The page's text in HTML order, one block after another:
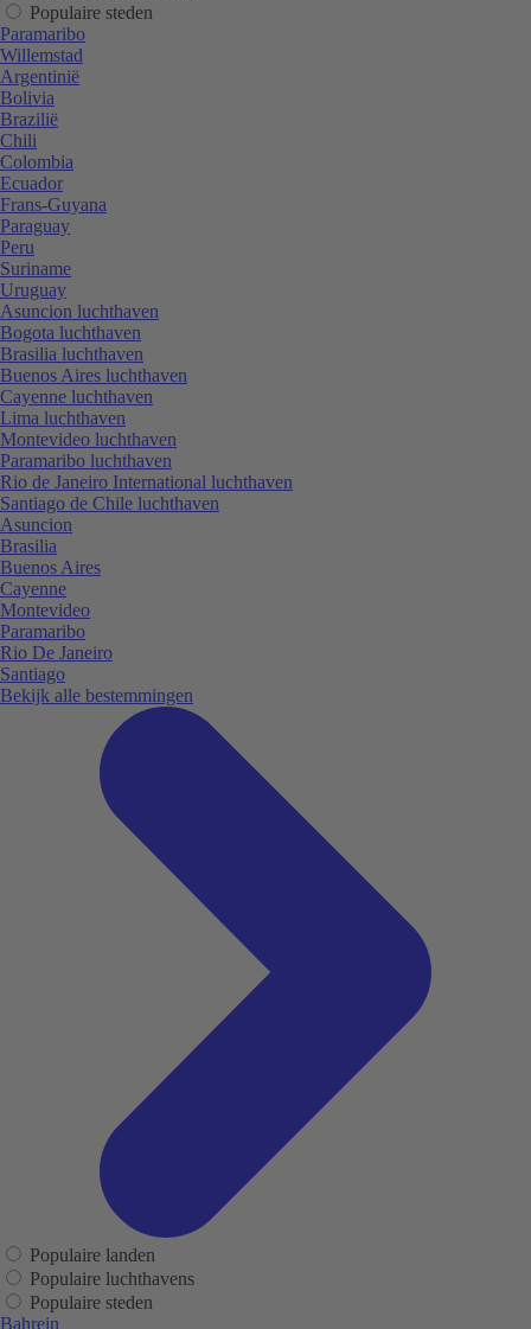
Populaire steden
Paramaribo
Willemstad
Argentinië
Bolivia
Brazilië
Chili
Colombia
Ecuador
Frans-Guyana
Paraguay
Peru
Suriname
Uruguay
Asuncion luchthaven
Bogota luchthaven
Brasilia luchthaven
Buenos Aires luchthaven
Cayenne luchthaven
Lima luchthaven
Montevideo luchthaven
Paramaribo luchthaven
Rio de Janeiro International luchthaven
Santiago de Chile luchthaven
Asuncion
Brasilia
Buenos Aires
Cayenne
Montevideo
Paramaribo
Rio De Janeiro
Santiago
Bekijk alle bestemmingen
Populaire landen
Populaire luchthavens
Populaire steden
Bahrein